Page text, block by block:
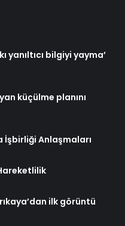
yanıltıcı bilgiyi yayma’
küçülme planını
İşbirliği Anlaşmaları
ilk görüntü